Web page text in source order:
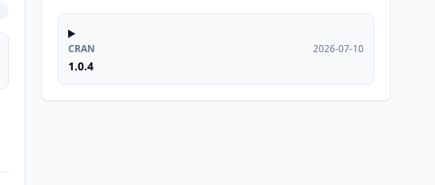
CRAN
1.0.4
2026-07-10